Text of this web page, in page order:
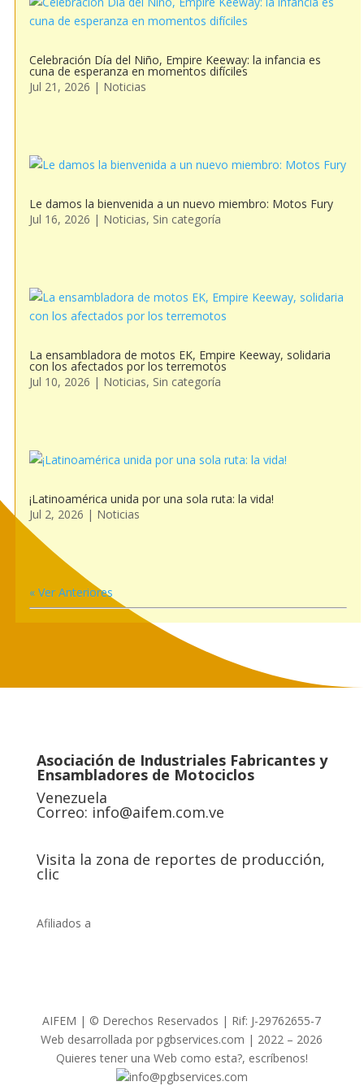
Celebración Día del Niño, Empire Keeway: la infancia es
cuna de esperanza en momentos difíciles
Jul 21, 2026 | Noticias
Le damos la bienvenida a un nuevo miembro: Motos Fury
Jul 16, 2026 | Noticias, Sin categoría
La ensambladora de motos EK, Empire Keeway, solidaria
con los afectados por los terremotos
Jul 10, 2026 | Noticias, Sin categoría
¡Latinoamérica unida por una sola ruta: la vida!
Jul 2, 2026 | Noticias
« Ver Anteriores
Asociación de Industriales Fabricantes y
Ensambladores de Motociclos
Venezuela
Correo: info@aifem.com.ve
Visita la zona de reportes de producción,
clic
Afiliados a
AIFEM | © Derechos Reservados | Rif: J-29762655-7
Web desarrollada por pgbservices.com | 2022 – 2026
Quieres tener una Web como esta?, escríbenos!
info@pgbservices.com